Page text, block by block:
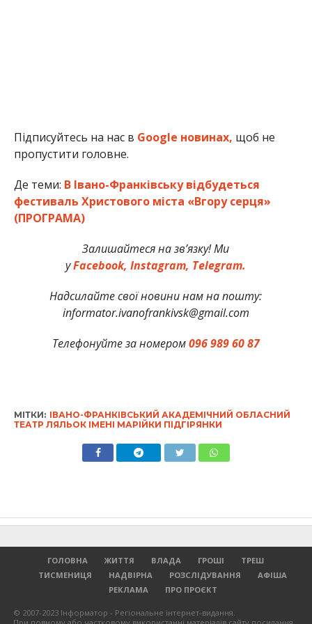
Підписуйтесь на нас в Google новинах, щоб не
пропустити головне.
Де теми: В Івано-Франківську відбудеться
фестиваль Христового міста «Вгору серця»
(ПРОГРАМА)
Залишайтеся на зв’язку! Ми
уFacebook, Instagram, Telegram.
Надсилайте свої новини нам на пошту:
informator.ivanofrankivsk@gmail.com
Телефонуйте за номером096 989 60 87
МІТКИ: ІВАНО-ФРАНКІВСЬКИЙ АКАДЕМІЧНИЙ ОБЛАСНИЙ
ТЕАТР ЛЯЛЬОК ІМЕНІ МАРІЙКИ ПІДГІРЯНКИ
ГОЛОВНА ЖИТТЯ ВЛАДА ГРОШІ
ТРЕШ
ТИСМЕНИЦЯ
НАДВІРНА РОЗСЛІДУВАННЯ
АФІША
РЕКЛАМА
ПРО ПРОЄКТ
© 2007-2023 Інформатор - Регіональне інтернет-видання.